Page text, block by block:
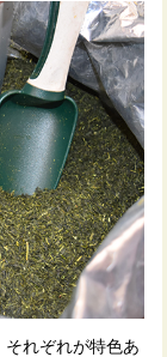
れぞれが特色あ